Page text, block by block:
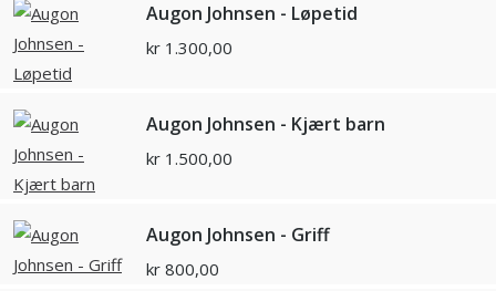
Augon Johnsen - Løpetid
kr 1.300,00
Augon Johnsen - Kjært barn
kr 1.500,00
Augon Johnsen - Griff
kr 800,00